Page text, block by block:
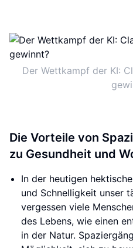
Der Wettkampf der KI:
Die Vorteile von
zu Gesundheit und
In der heutigen
und Schnelligkeit unser
vergessen viele
des Lebens, wie einen
in der Natur.